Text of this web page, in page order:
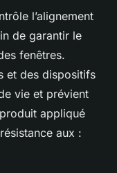
l’alignement
de garantir le
fenêtres.
et des dispositifs
vie et prévient
appliqué
aux :